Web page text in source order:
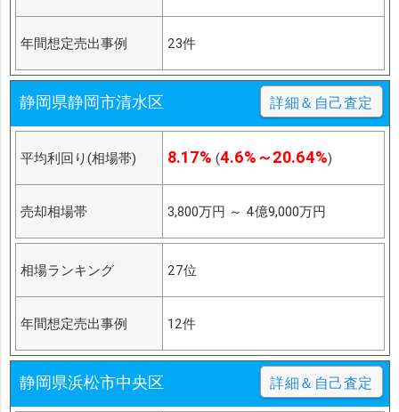
年間想定売出事例 23件
静岡県静岡市清水区 詳細＆自己査定
平均利回り(相場帯) 8.17% (4.6%～20.64%)
売却相場帯 3,800万円 ～ 4億9,000万円
相場ランキング 27位
年間想定売出事例 12件
静岡県浜松市中央区 詳細＆自己査定